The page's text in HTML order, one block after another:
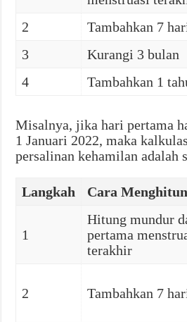
2
Tambahkan 7
3
Kurangi 3 bulan
4
Tambahkan 1
Misalnya, jika hari pertama
1 Januari 2022, maka
persalinan kehamilan adalah
Langkah Cara
1
Hitung mundur
pertama
terakhir
2 Tambahkan 7